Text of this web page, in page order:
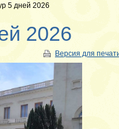
5 дней 2026
2026
Версия для